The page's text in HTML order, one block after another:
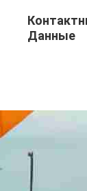
Данные